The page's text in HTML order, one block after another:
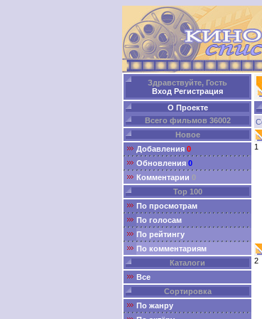
Здравствуйте, Гость
Вход Регистрация
О Проекте
Всего фильмов 36002
Новое
Добавления 0
Обновления 0
Комментарии 0
Top 100
По просмотрам
По голосам
По рейтингу
По комментариям
Каталоги
Все
Сортировка
По жанру
1
2